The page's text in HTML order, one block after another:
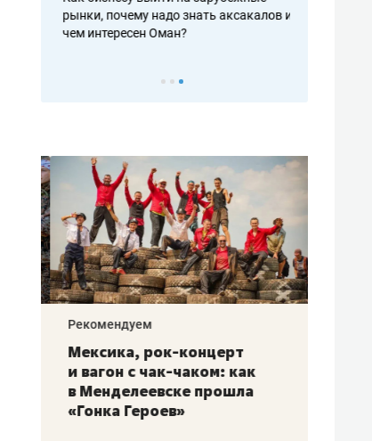
рынки, почему надо знать аксакалов и
чем интересен Оман?
Рекомендуем
Мексика, рок-концерт
и вагон с чак-чаком: как
в Менделеевске прошла
«Гонка Героев»